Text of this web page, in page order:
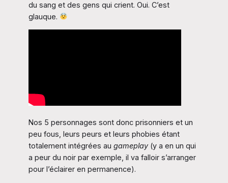
du sang et des gens qui crient. Oui. C’est
glauque.
Nos 5 personnages sont donc prisonniers et un
peu fous, leurs peurs et leurs phobies étant
totalement intégrées au gameplay(y a en un qui
a peur du noir par exemple, il va falloir s’arranger
pour l’éclairer en permanence).